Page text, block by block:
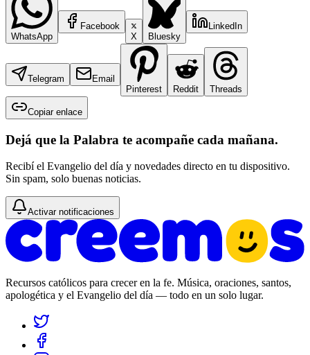
WhatsApp
Facebook
X
Bluesky
LinkedIn
Telegram
Email
Pinterest
Reddit Threads
Copiar enlace
Dejá que la Palabra te acompañe cada mañana.
Recibí el Evangelio del día y novedades directo en tu dispositivo.
Sin spam, solo buenas noticias.
Activar notificaciones
Recursos católicos para crecer en la fe. Música, oraciones, santos,
apologética y el Evangelio del día — todo en un solo lugar.